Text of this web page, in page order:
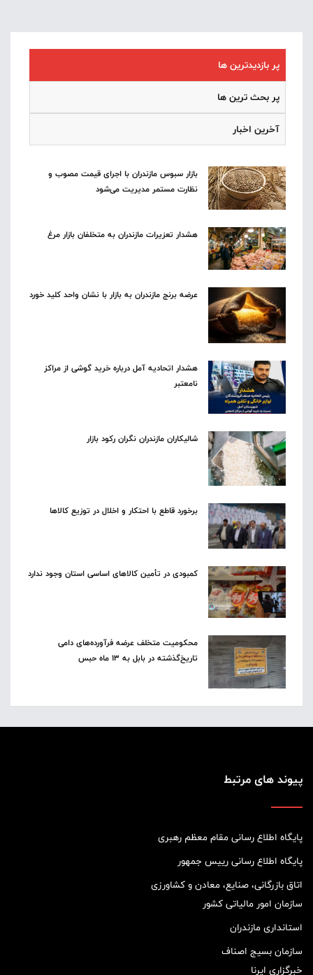
پر بازدیدترین ها
پر بحث ترین ها
آخرین اخبار
بازار سبوس مازندران با اجرای قیمت مصوب و
نظارت مستمر مدیریت می‌شود
هشدار تعزیرات مازندران به متخلفان بازار مرغ
عرضه برنج مازندران به بازار با نشان واحد کلید خورد
هشدار اتحادیه آمل درباره خرید گوشی از مراکز
نامعتبر
شالیکاران مازندران نگران رکود بازار
برخورد قاطع با احتکار و اخلال در توزیع کالاها
کمبودی در تأمین کالاهای اساسی استان وجود ندارد
محکومیت متخلف عرضه فرآورده‌های دامی
تاریخ‌گذشته در بابل به ۱۳ ماه حبس
پیوند های مرتبط
پایگاه اطلاع رسانی مقام معظم رهبری
پایگاه اطلاع رسانی رییس جمهور
اتاق بازرگانی، صنایع، معادن و کشاورزی
سازمان امور مالیاتی کشور
استانداری مازندران
سازمان بسیج اصناف
خبرگزاری ایرنا